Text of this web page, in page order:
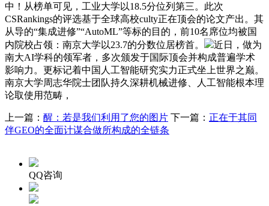
中！从榜单可见，工业大学以18.5分位列第三。此次
CSRankings的评选基于全球高校culty正在顶会的论文产出。其
从导的“集成进修”“AutoML”等标的目的，前10名席位均被国
内院校占领：南京大学以23.7的分数位居榜首。
近日，做为
南大AI学科的领军者，多次颁发于国际顶会并构成普遍学术
影响力。更标记着中国人工智能研究实力正式坐上世界之巅。
南京大学周志华院士团队持久深耕机械进修、人工智能根本理
论取使用范畴，
上一篇： 醒：若是我们利用了您的图片 下一篇： 正在于其同
伴GEO的全面计谋合做所构成的全链条
QQ咨询